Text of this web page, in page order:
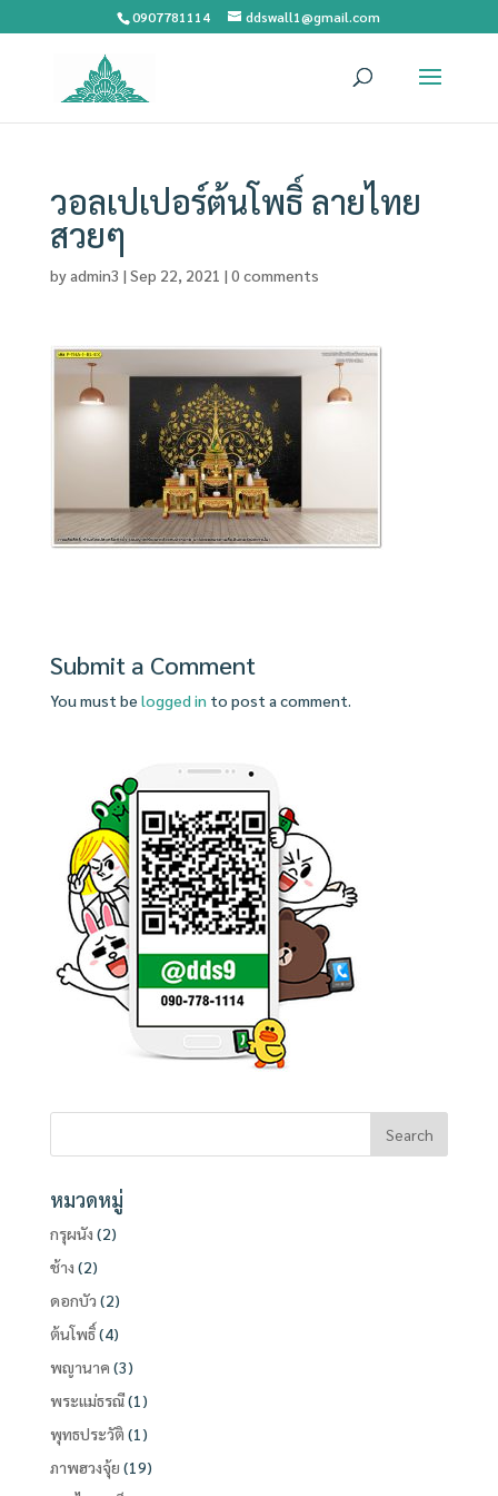
0907781114 ddswall1@gmail.com
วอลเปเปอร์ต้นโพธิ์ ลายไทย
สวยๆ
byadmin3 | Sep 22, 2021 | 0 comments
Submit a Comment
You must be logged in to post a comment.
หมวดหมู่
กรุผนัง (2)
ช้าง (2)
ดอกบัว (2)
ต้นโพธิ์(4)
พญานาค (3)
พระแม่ธรณี(1)
พุทธประวัติ (1)
ภาพฮวงจุ้ย (19)